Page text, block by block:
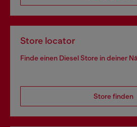
Store locator
Finde einen Diesel Store in deiner
Store finden